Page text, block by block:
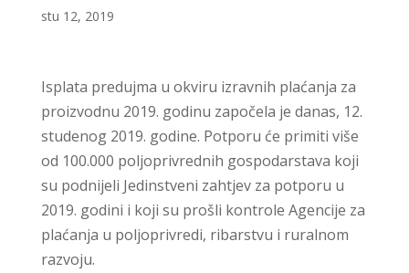
stu 12, 2019
Isplata predujma u okviru izravnih plaćanja za
proizvodnu 2019. godinu započela je danas, 12.
studenog 2019. godine. Potporu će primiti više
od 100.000 poljoprivrednih gospodarstava koji
su podnijeli Jedinstveni zahtjev za potporu u
2019. godini i koji su prošli kontrole Agencije za
plaćanja u poljoprivredi, ribarstvu i ruralnom
razvoju.